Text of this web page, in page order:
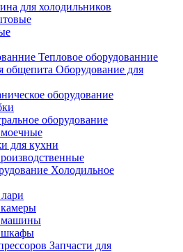
для холодильников
Тепловое оборудованние
Оборудование для
оборудование
оборудование
для кухни
Холодильное
машины
шкафы
Запчасти для